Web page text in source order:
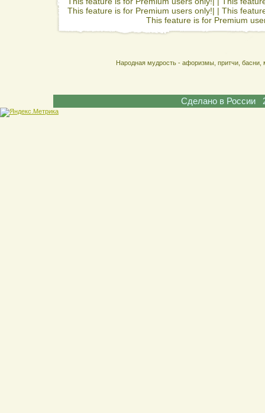
This feature is for Premium users only!| | This
This feature is for Premium
Народная мудрость - афоризмы, притчи,
Сделано в России